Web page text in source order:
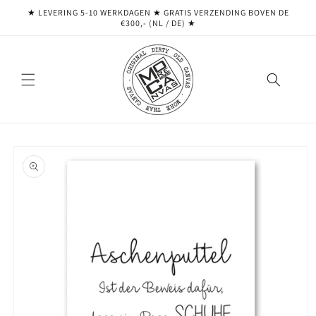
naar de
★ LEVERING 5-10 WERKDAGEN ★ GRATIS VERZENDING BOVEN DE
€300,- (NL / DE) ★